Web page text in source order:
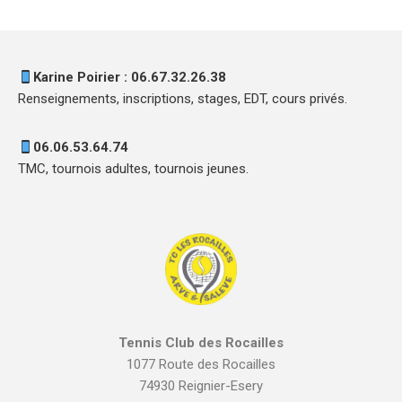
Karine Poirier : 06.67.32.26.38
Renseignements, inscriptions, stages, EDT, cours privés.
06.06.53.64.74
TMC, tournois adultes, tournois jeunes.
Tennis Club des Rocailles
1077 Route des Rocailles
74930 Reignier-Esery